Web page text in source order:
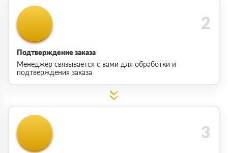
Подтверждение заказа
Менеджер связывается с вами для обработки и
подтверждения заказа